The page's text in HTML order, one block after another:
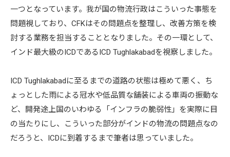
一つとなっています。我が国の物流行政はこういった事態を
問題視しており、CFKはその問題点を整理し、改善方策を検
討する業務を担当することとなりました。その一環として、
インド最大級のICDであるICD Tughlakabadを視察しました。
ICD Tughlakabadに至るまでの道路の状態は極めて悪く、ち
ょっとした雨による冠水や低品質な舗装による車両の振動な
ど、開発途上国のいわゆる「インフラの脆弱性」を実際に目
の当たりにし、こういった部分がインドの物流の問題点なの
だろうと、ICDに到着するまで筆者は思っていました。